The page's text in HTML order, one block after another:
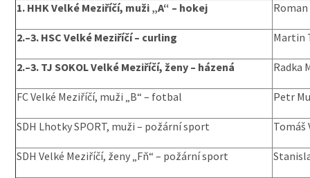
1. HHK Velké Meziříčí, muži „A“ – hokej
2.–3. HSC Velké Meziříčí – curling Martin
2.–3. TJ SOKOL Velké Meziříčí, ženy – házená Radka
FC Velké Meziříčí, muži „B“ – fotbal Petr
SDH Lhotky SPORT, muži – požární sport Tomáš
SDH Velké Meziříčí, ženy „Fň“ – požární sport